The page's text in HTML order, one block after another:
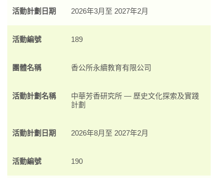
活動計劃日期 2026年3月至 2027年2月
活動編號 189
團體名稱 香公所永續教育有限公司
活動計劃名稱
中華芳香研究所 — 歷史文化探索及實踐
計劃
活動計劃日期 2026年8月至 2027年2月
活動編號 190